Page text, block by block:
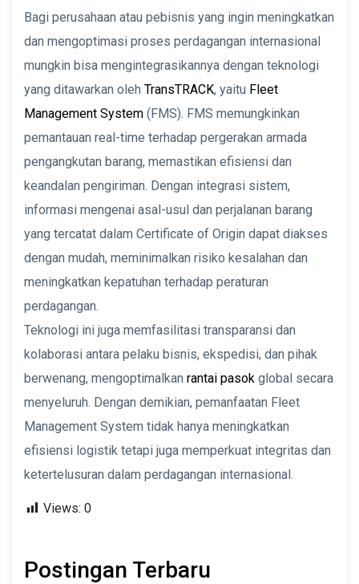
Bagi perusahaan atau pebisnis yang ingin meningkatkan
dan mengoptimasi proses perdagangan internasional
mungkin bisa mengintegrasikannya dengan teknologi
yang ditawarkan oleh TransTRACK, yaitu Fleet
Management System (FMS). FMS memungkinkan
pemantauan real-time terhadap pergerakan armada
pengangkutan barang, memastikan efisiensi dan
keandalan pengiriman. Dengan integrasi sistem,
informasi mengenai asal-usul dan perjalanan barang
yang tercatat dalam Certificate of Origin dapat diakses
dengan mudah, meminimalkan risiko kesalahan dan
meningkatkan kepatuhan terhadap peraturan
perdagangan.
Teknologi ini juga memfasilitasi transparansi dan
kolaborasi antara pelaku bisnis, ekspedisi, dan pihak
berwenang, mengoptimalkan rantai pasok global secara
menyeluruh. Dengan demikian, pemanfaatan Fleet
Management System tidak hanya meningkatkan
efisiensi logistik tetapi juga memperkuat integritas dan
ketertelusuran dalam perdagangan internasional.
Views: 0
Postingan Terbaru